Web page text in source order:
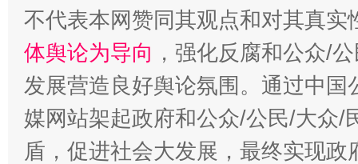
不代表本网赞同其观点和对其真实
体舆论为导向 ，强化反腐和公众/
发展营造良好舆论氛围。通过中
媒网站架起政府和公众/公民/大众/
盾，促进社会大发展，最终实现